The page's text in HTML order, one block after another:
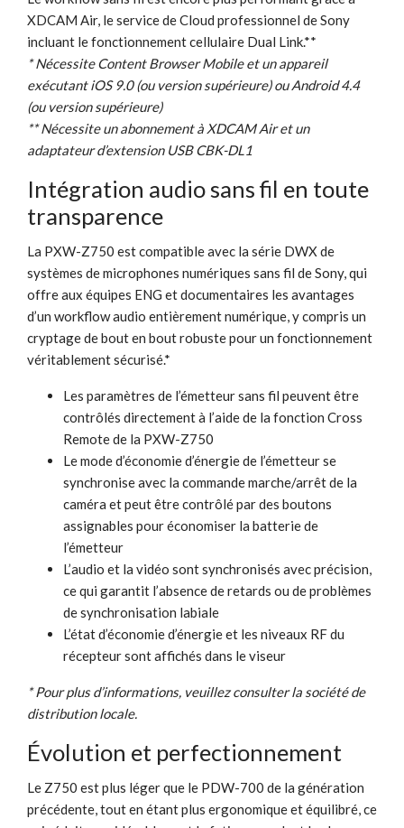
XDCAM Air, le service de Cloud professionnel de Sony
incluant le fonctionnement cellulaire Dual Link.**
* Nécessite Content Browser Mobile et un appareil
exécutant iOS 9.0 (ou version supérieure) ou Android 4.4
(ou version supérieure)
** Nécessite un abonnement à XDCAM Air et un
adaptateur d’extension USB CBK-DL1
Intégration audio sans fil en toute
transparence
La PXW-Z750 est compatible avec la série DWX de
systèmes de microphones numériques sans fil de Sony, qui
offre aux équipes ENG et documentaires les avantages
d’un workflow audio entièrement numérique, y compris un
cryptage de bout en bout robuste pour un fonctionnement
véritablement sécurisé.*
Les paramètres de l’émetteur sans fil peuvent être
contrôlés directement à l’aide de la fonction Cross
Remote de la PXW-Z750
Le mode d’économie d’énergie de l’émetteur se
synchronise avec la commande marche/arrêt de la
caméra et peut être contrôlé par des boutons
assignables pour économiser la batterie de
l’émetteur
L’audio et la vidéo sont synchronisés avec précision,
ce qui garantit l’absence de retards ou de problèmes
de synchronisation labiale
L’état d’économie d’énergie et les niveaux RF du
récepteur sont affichés dans le viseur
* Pour plus d’informations, veuillez consulter la société de
distribution locale.
Évolution et perfectionnement
Le Z750 est plus léger que le PDW-700 de la génération
précédente, tout en étant plus ergonomique et équilibré, ce